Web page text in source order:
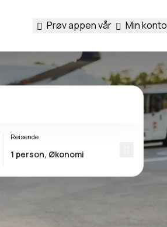
Prøv appen vår Min konto
Reisende